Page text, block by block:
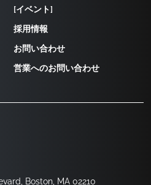
Boston, MA 02210
[イベント]
採用情報
お問い合わせ
営業へのお問い合わせ